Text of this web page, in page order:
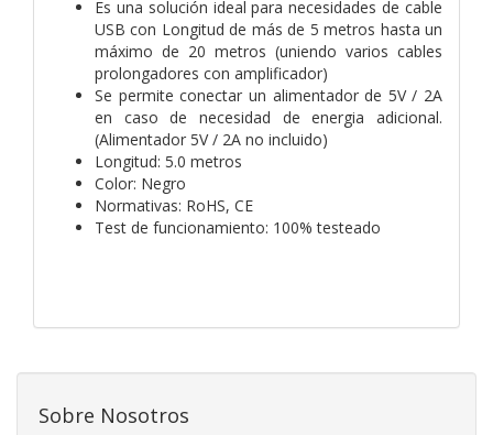
Es una solución ideal para necesidades de cable
USB con Longitud de más de 5 metros hasta un
máximo de 20 metros (uniendo varios cables
prolongadores con amplificador)
Se permite conectar un alimentador de 5V / 2A
en caso de necesidad de energia adicional.
(Alimentador 5V / 2A no incluido)
Longitud: 5.0 metros
Color: Negro
Normativas: RoHS, CE
Test de funcionamiento: 100% testeado
Sobre Nosotros